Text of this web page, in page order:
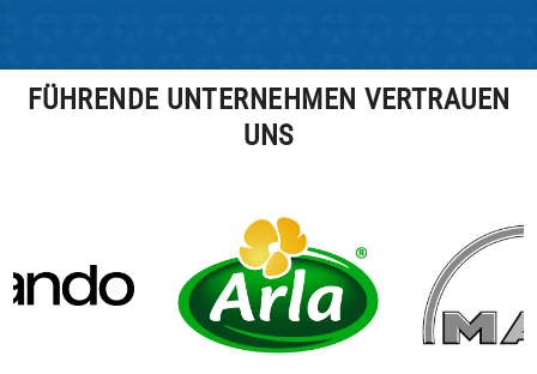
FÜHRENDE UNTERNEHMEN VERTRAUEN
UNS